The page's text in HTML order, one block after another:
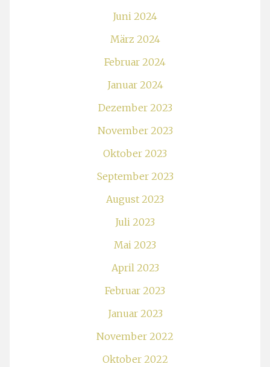
Juni 2024
März 2024
Februar 2024
Januar 2024
Dezember 2023
November 2023
Oktober 2023
September 2023
August 2023
Juli 2023
Mai 2023
April 2023
Februar 2023
Januar 2023
November 2022
Oktober 2022